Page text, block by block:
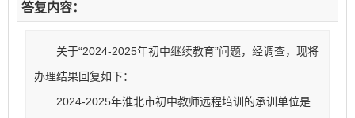
答复内容：
关于“2024-2025年初中继续教育”问题，经调查，现将
办理结果回复如下：
2024-2025年淮北市初中教师远程培训的承训单位是